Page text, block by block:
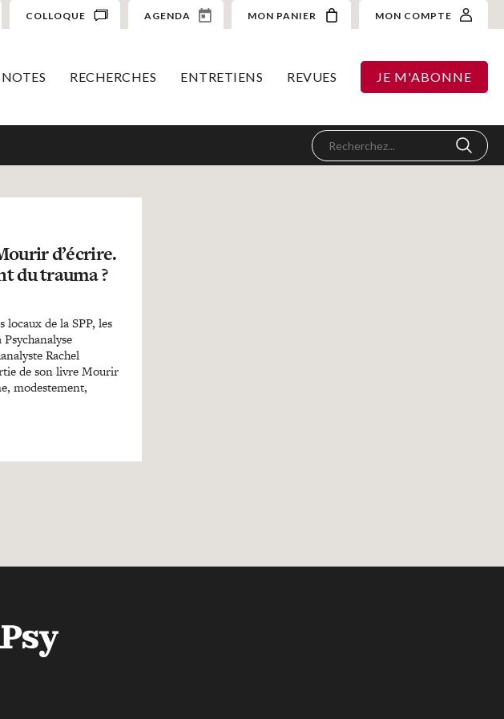
COLLOQUE AGENDA MON PANIER MON COMPTE
RECHERCHES ENTRETIENS REVUES JE M'ABONNE
d’écrire.
du trauma ?
locaux de la SPP, les
Rachel
de son livre Mourir
modestement,